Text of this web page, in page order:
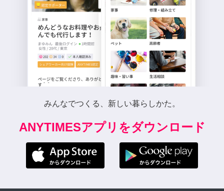
みんなでつくる、新しい暮らしかた。
ANYTIMESアプリをダウンロード